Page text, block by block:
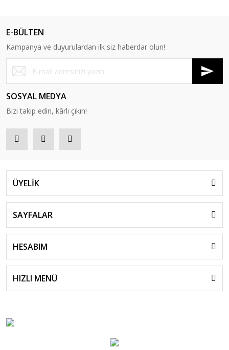
E-BÜLTEN
Kampanya ve duyurulardan ilk siz haberdar olun!
SOSYAL MEDYA
Bizi takip edin, kârlı çıkın!
ÜYELİK
SAYFALAR
HESABIM
HIZLI MENÜ